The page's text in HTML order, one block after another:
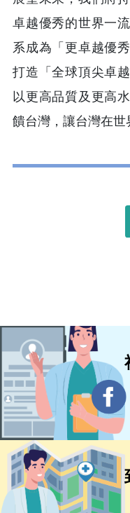
卓越優秀的世界一
系成為「更卓越優
打造「全球頂尖卓
以更高品質及更高
饋台灣，讓台灣在世